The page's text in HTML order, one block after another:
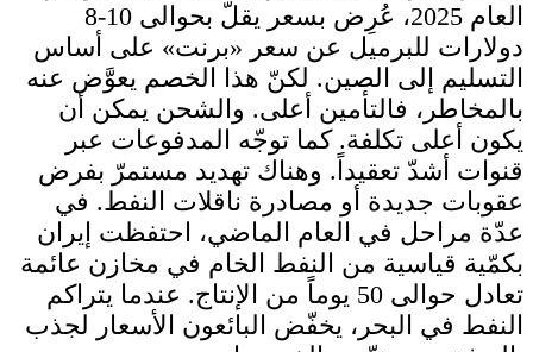
العام 2025، عُرِض بسعر يقلّ بحوالى 10-8
دولارات للبرميل عن سعر «برنت» على أساس
التسليم إلى الصين. لكنّ هذا الخصم يعوَّض عنه
بالمخاطر، فالتأمين أعلى. والشحن يمكن أن
يكون أعلى تكلفة. كما توجّه المدفوعات عبر
قنوات أشدّ تعقيداً. وهناك تهديد مستمرّ بفرض
عقوبات جديدة أو مصادرة ناقلات النفط. في
عدّة مراحل في العام الماضي، احتفظت إيران
بكمّية قياسية من النفط الخام في مخازن عائمة
تعادل حوالى 50 يوماً من الإنتاج. عندما يتراكم
النفط في البحر، يخفّض البائعون الأسعار لجذب